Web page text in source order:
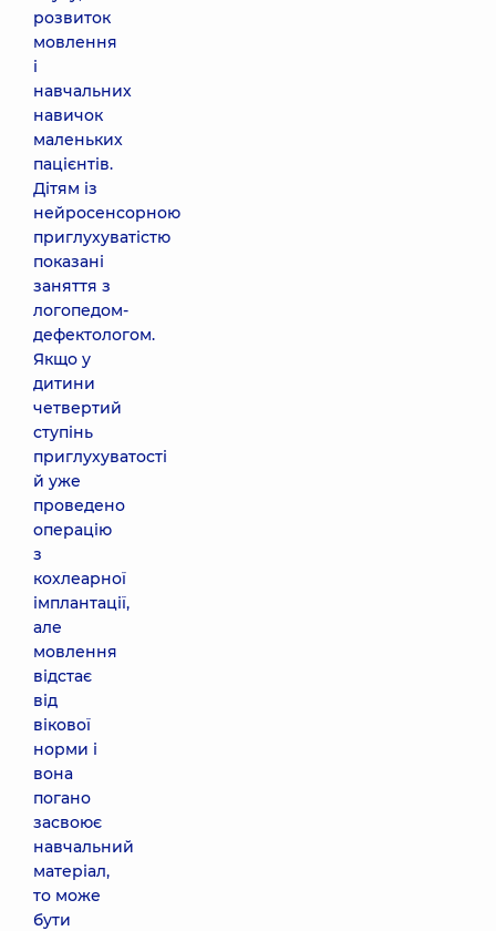
розвиток
мовлення
і
навчальних
навичок
маленьких
пацієнтів.
Дітям із
нейросенсорною
приглухуватістю
показані
заняття з
логопедом-
дефектологом.
Якщо у
дитини
четвертий
ступінь
приглухуватості
й уже
проведено
операцію
з
кохлеарної
імплантації,
але
мовлення
відстає
від
вікової
норми і
вона
погано
засвоює
навчальний
матеріал,
то може
бути